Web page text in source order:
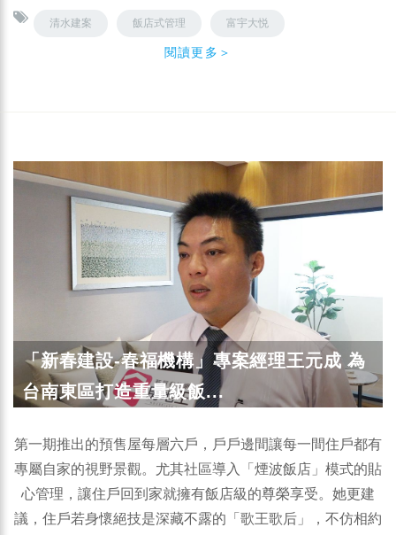
清水建案 飯店式管理 富宇大悦
閱讀更多＞
「新春建設-春福機構」專案經理王元成 為
台南東區打造重量級飯...
第一期推出的預售屋每層六戶，戶戶邊間讓每一間住戶都有
專屬自家的視野景觀。尤其社區導入「煙波飯店」模式的貼
心管理，讓住戶回到家就擁有飯店級的尊榮享受。她更建
議，住戶若身懷絕技是深藏不露的「歌王歌后」，不仿相約